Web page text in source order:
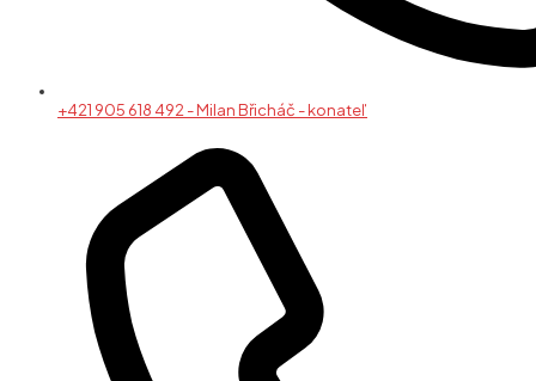
+421 905 618 492 - Milan Břicháč - konateľ